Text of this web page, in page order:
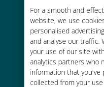
For a smooth and
website, we use
personalised
and analyse our traffic.
your use of our site
analytics partners who
information that
collected from your
お客様が普段
ーミングサー
べて最大で90